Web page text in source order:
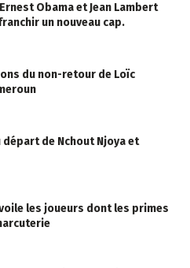
Obama et Jean Lambert
un nouveau cap.
du non-retour de Loïc
départ de Nchout Njoya et
les joueurs dont les primes